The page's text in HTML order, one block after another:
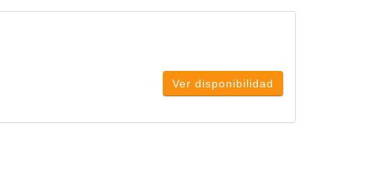
Ver disponibilidad